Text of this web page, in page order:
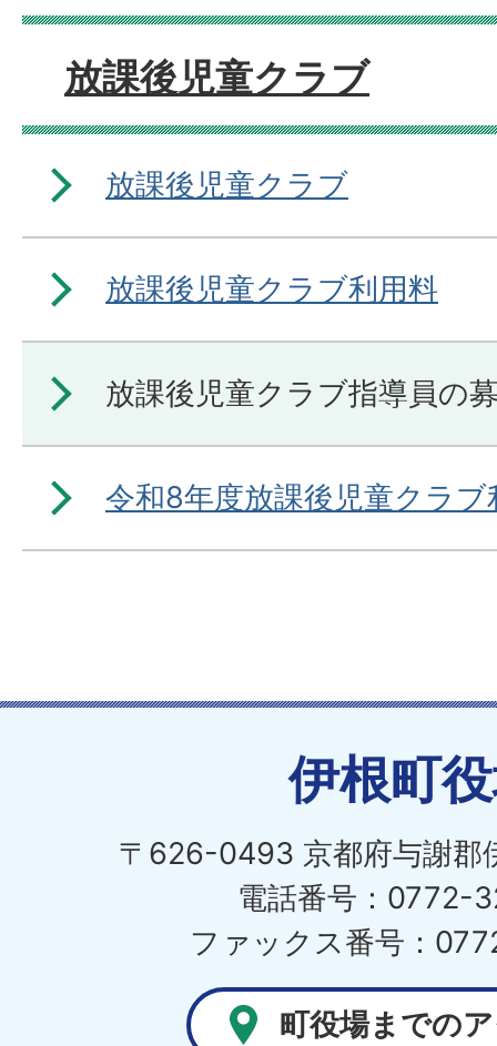
放課後児童クラブ
放課後児童クラブ
放課後児童クラブ利用料
放課後児童クラブ指導員の
令和8年度放課後児童クラブ
伊根町
〒626-0493 京都府与謝郡
電話番号：0772-
ファックス番号：
町役場までの